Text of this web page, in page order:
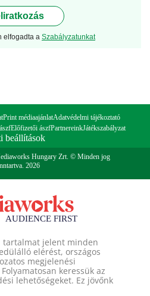
elfogadta a Szabályzatunkat
Print médiaajánlatAdatvédelmi tájékoztató
Előfizetői ászfPartnereinkJátékszabályzat
beállítások
Hungary Zrt. © Minden jog
2026
tartalmat jelent minden
elérést, országos
megjelenési
keressük az
lehetőségeket. Ez jövőnk